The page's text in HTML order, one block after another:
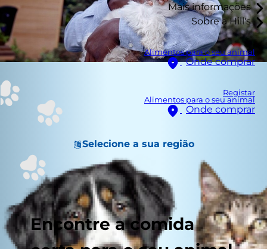
Mais informações
Sobre a Hill's
Alimentos para o seu animal
Onde comprar
Registar
Alimentos para o seu animal
Onde comprar
Selecione a sua região
Encontre a comida